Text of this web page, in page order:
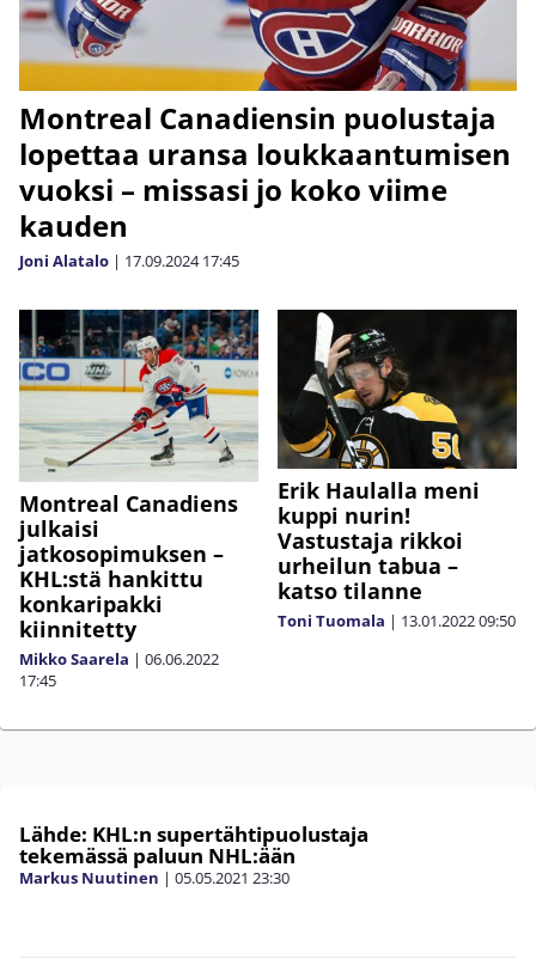
Montreal Canadiensin puolustaja
lopettaa uransa loukkaantumisen
vuoksi – missasi jo koko viime
kauden
Joni Alatalo | 17.09.2024 17:45
Montreal Canadiens
julkaisi
jatkosopimuksen –
KHL:stä hankittu
konkaripakki
kiinnitetty
Mikko Saarela | 06.06.2022
17:45
Erik Haulalla meni
kuppi nurin!
Vastustaja rikkoi
urheilun tabua –
katso tilanne
Toni Tuomala | 13.01.202209:50
Lähde: KHL:n supertähtipuolustaja
tekemässä paluun NHL:ään
Markus Nuutinen | 05.05.2021 23:30